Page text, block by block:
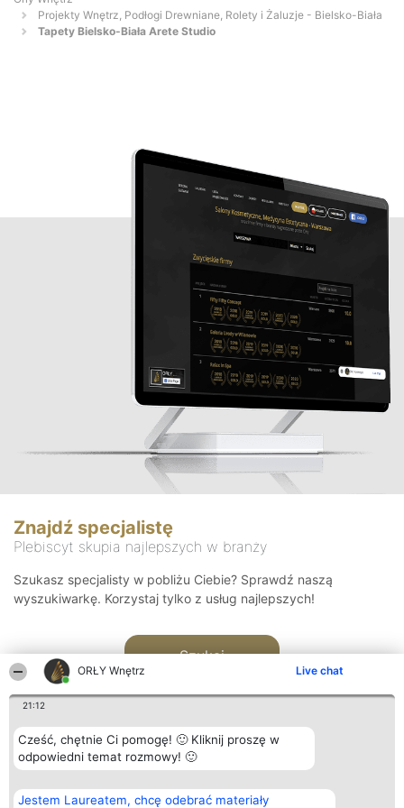
ORŁY Wnętrz Live chat
21:12
Cześć, chętnie Ci pomogę! 🙂 Kliknij proszę w
odpowiedni temat rozmowy! 🙂
Jestem Laureatem, chcę odebrać materiały
Projekty Wnętrz, Podłogi Drewniane, Rolety i Żaluzje - Bielsko-Biała
Tapety Bielsko-Biała Arete Studio
Znajdź specjalistę
Plebiscyt skupia najlepszych w branży
Szukasz specjalisty w pobliżu Ciebie? Sprawdź naszą
wyszukiwarkę. Korzystaj tylko z usług najlepszych!
Szukaj
Organizator plebiscytu
Bright Side Solutions sp. z o.
Plebiscyt
Laureaci
Kontakt
Kontakt